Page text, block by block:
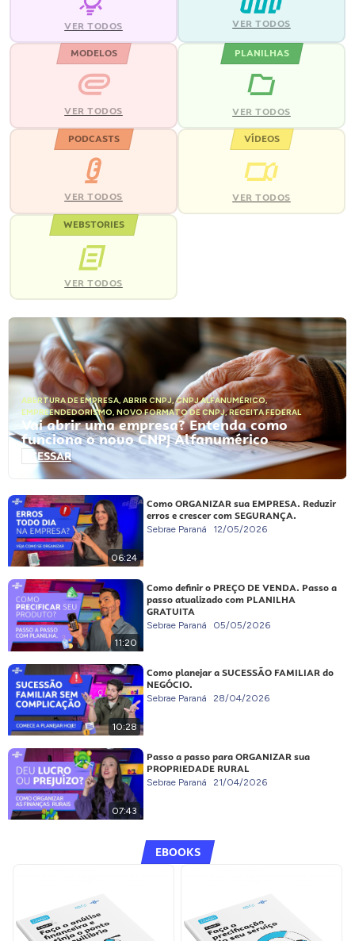
VER TODOS VER TODOS
MODELOS
VER TODOS
PLANILHAS
VER TODOS
PODCASTS
VER TODOS
VÍDEOS
VER TODOS
WEBSTORIES
VER TODOS
ABERTURA DE EMPRESA, ABRIR CNPJ,CNPJ ALFANUMÉRICO,
EMPREENDEDORISMO, NOVO FORMATO DE CNPJ,RECEITA FEDERAL
Vai abrir uma empresa? Entenda como
funciona o novo CNPJ Alfanumérico
ACESSAR
06:24
Como ORGANIZAR sua EMPRESA. Reduzir
erros e crescer com SEGURANÇA.
Sebrae Paraná 12/05/2026
11:20
Como definir o PREÇO DE VENDA. Passo a
passo atualizado com PLANILHA
GRATUITA
Sebrae Paraná 05/05/2026
10:28
Como planejar a SUCESSÃO FAMILIAR do
NEGÓCIO.
Sebrae Paraná 28/04/2026
07:43
Passo a passo para ORGANIZAR sua
PROPRIEDADE RURAL
Sebrae Paraná 21/04/2026
EBOOKS